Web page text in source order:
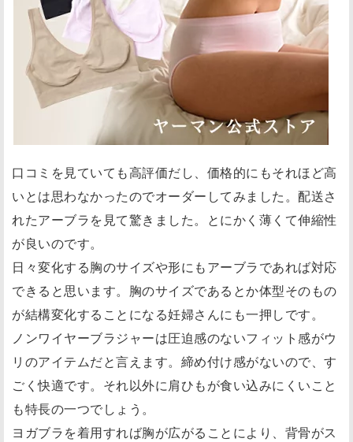
口コミを見ていても高評価だし、価格的にもそれほど高
いとは思わなかったのでオーダーしてみました。配送さ
れたアーブラを見て驚きました。とにかく薄くて伸縮性
が良いのです。
日々変化する胸のサイズや形にもアーブラであれば対応
できると思います。胸のサイズであるとか体型そのもの
が結構変化することになる妊婦さんにも一押しです。
ノンワイヤーブラジャーは圧迫感のないフィット感がウ
リのアイテムだと言えます。締め付け感がないので、す
ごく快適です。それ以外に肩ひもが食い込みにくいこと
も特長の一つでしょう。
ヨガブラを着用すれば胸が広がることにより、背骨がス